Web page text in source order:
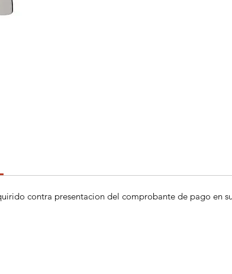
contra presentacion del comprobante de pago en